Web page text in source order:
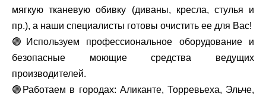
мягкую тканевую обивку (диваны, кресла, стулья и
пр.), а наши специалисты готовы очистить ее для Вас!
🟢Используем профессиональное оборудование и
безопасные моющие средства ведущих
производителей.
🟢Работаем в городах: Аликанте, Торревьеха, Эльче,